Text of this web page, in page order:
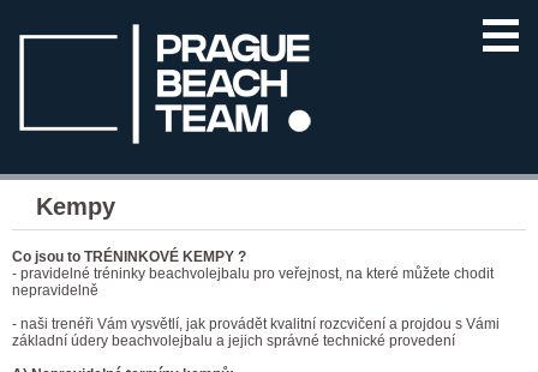
Kempy
Co jsou to TRÉNINKOVÉ KEMPY ?
- pravidelné tréninky beachvolejbalu pro veřejnost, na které můžete chodit
nepravidelně
- naši trenéři Vám vysvětlí, jak provádět kvalitní rozcvičení a projdou s Vámi
základní údery beachvolejbalu a jejich správné technické provedení